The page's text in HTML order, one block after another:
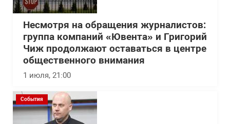
Несмотря на обращения журналистов:
группа компаний «Ювента» и Григорий
Чиж продолжают оставаться в центре
общественного внимания
1 июля, 21:00
События